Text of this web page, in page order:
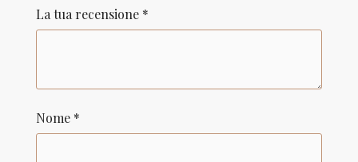
La tua recensione *
Nome *